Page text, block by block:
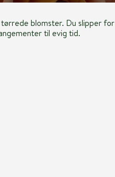
blomster. Du slipper for
til evig tid.